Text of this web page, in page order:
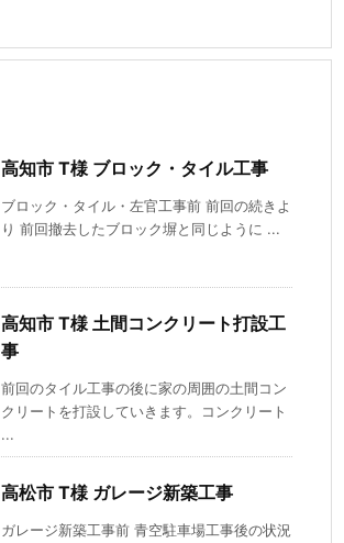
高知市 T様 ブロック・タイル工事
ブロック・タイル・左官工事前 前回の続きよ
り 前回撤去したブロック塀と同じように ...
高知市 T様 土間コンクリート打設工
事
前回のタイル工事の後に家の周囲の土間コン
クリートを打設していきます。コンクリート
...
高松市 T様 ガレージ新築工事
ガレージ新築工事前 青空駐車場工事後の状況